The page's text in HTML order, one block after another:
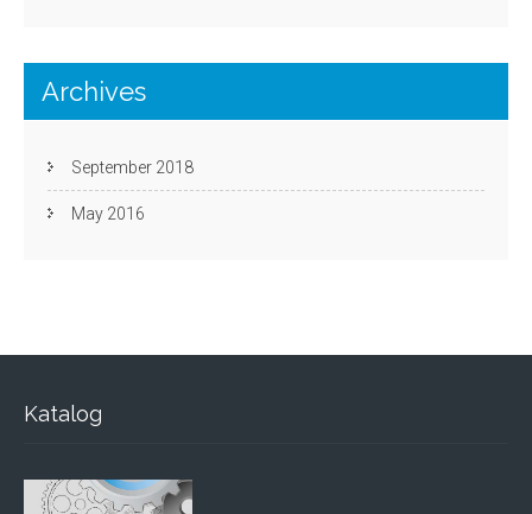
Archives
September 2018
May 2016
Katalog